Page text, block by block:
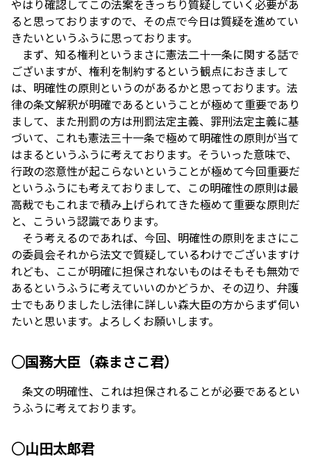
やはり確認してこの法案をきっちり質疑していく必要があ
ると思っておりますので、その点で今日は質疑を進めてい
きたいというふうに思っております。
まず、知る権利というまさに憲法二十一条に関する話で
ございますが、権利を制約するという観点におきまして
は、明確性の原則というのがあるかと思っております。法
律の条文解釈が明確であるということが極めて重要であり
まして、また刑罰の方は刑罰法定主義、罪刑法定主義に基
づいて、これも憲法三十一条で極めて明確性の原則が当て
はまるというふうに考えております。そういった意味で、
行政の恣意性が起こらないということが極めて今回重要だ
というふうにも考えておりまして、この明確性の原則は最
高裁でもこれまで積み上げられてきた極めて重要な原則だ
と、こういう認識であります。
そう考えるのであれば、今回、明確性の原則をまさにこ
の委員会それから法文で質疑しているわけでございますけ
れども、ここが明確に担保されないものはそもそも無効で
あるというふうに考えていいのかどうか、その辺り、弁護
士でもありましたし法律に詳しい森大臣の方からまず伺い
たいと思います。よろしくお願いします。
○国務大臣（森まさこ君）
条文の明確性、これは担保されることが必要であるとい
うふうに考えております。
○山田太郎君